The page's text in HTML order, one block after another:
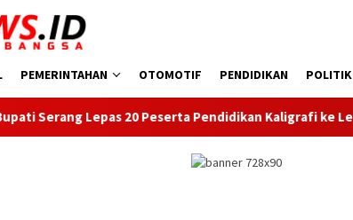
PEMERINTAHAN OTOMOTIF PENDIDIKAN POLITIK
20 Peserta Pendidikan Kaligrafi ke Lemka Sukabumi